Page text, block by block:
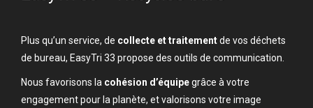
Plus qu’un service, de collecte et traitementde vos déchets
de bureau, EasyTri 33 propose des outils de communication.
Nous favorisons la cohésion d’équipegrâce à votre
engagement pour la planète, et valorisons votre image